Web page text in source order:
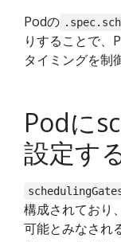
Podの
りすることで、
タイミングを制
Podに
設定す
構成されており
可能とみなされ